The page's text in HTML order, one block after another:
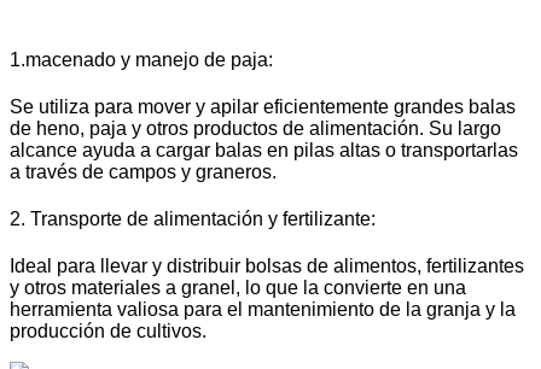
1.macenado y manejo de paja:
Se utiliza para mover y apilar eficientemente grandes balas
de heno, paja y otros productos de alimentación. Su largo
alcance ayuda a cargar balas en pilas altas o transportarlas
a través de campos y graneros.
2. Transporte de alimentación y fertilizante:
Ideal para llevar y distribuir bolsas de alimentos, fertilizantes
y otros materiales a granel, lo que la convierte en una
herramienta valiosa para el mantenimiento de la granja y la
producción de cultivos.